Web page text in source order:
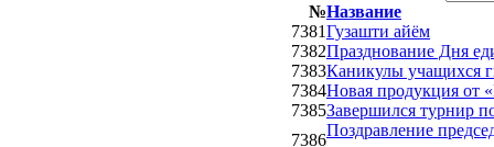
№Название
7381Гузашти айём
7382Празднование Дня
7383Каникулы учащихся
7384Новая продукция от
7385Завершился турнир
7386
Поздравление